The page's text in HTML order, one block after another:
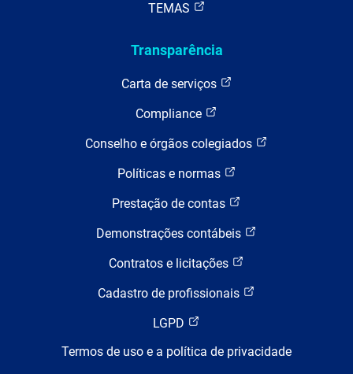
TEMAS
Transparência
Carta de serviços
Compliance
Conselho e órgãos colegiados
Políticas e normas
Prestação de contas
Demonstrações contábeis
Contratos e licitações
Cadastro de profissionais
LGPD
Termos de uso e a política de privacidade